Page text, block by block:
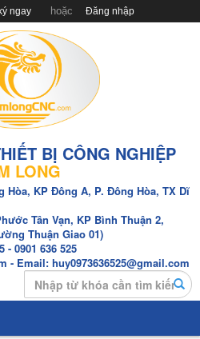
ngay hoặc Đăng nhập
BỊ CÔNG NGHIỆP
LONG
Hòa, KP Đông A, P. Đông Hòa, TX Dĩ
Tân Vạn, KP Bình Thuận 2,
Thuận Giao 01)
- 0901 636 525
- Email: huy0973636525@gmail.com
Search